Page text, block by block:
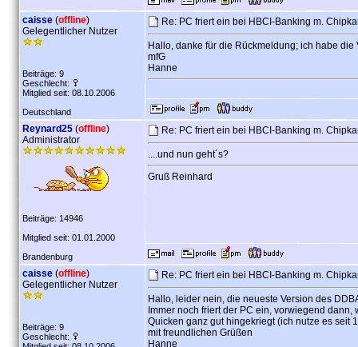
caisse (offline)
Gelegentlicher Nutzer
Beiträge: 9
Geschlecht:
Mitglied seit: 08.10.2006
Deutschland
Re: PC friert ein bei HBCI-Banking m.
Hallo, danke für die Rückmeldung; ich habe die
mfG
Hanne
Reynard25 (offline)
Administrator
Beiträge: 14946
Mitglied seit: 01.01.2000
Brandenburg
Re: PC friert ein bei HBCI-Banking m.
....und nun geht´s?
Gruß Reinhard
caisse (offline)
Gelegentlicher Nutzer
Beiträge: 9
Geschlecht:
Re: PC friert ein bei HBCI-Banking m.
Hallo, leider nein, die neueste Version des
Immer noch friert der PC ein, vorwiegend
Quicken ganz gut hingekriegt (ich nutze es seit
mit freundlichen Grüßen
Hanne